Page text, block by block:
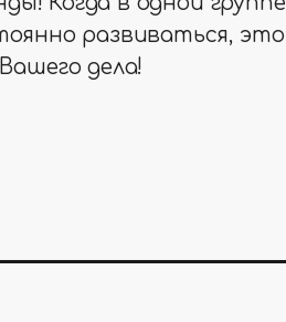
развиваться, это
дела!